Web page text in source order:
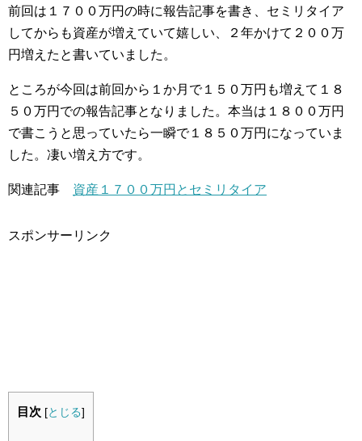
前回は１７００万円の時に報告記事を書き、セミリタイア
してからも資産が増えていて嬉しい、２年かけて２００万
円増えたと書いていました。
ところが今回は前回から１か月で１５０万円も増えて１８
５０万円での報告記事となりました。本当は１８００万円
で書こうと思っていたら一瞬で１８５０万円になっていま
した。凄い増え方です。
関連記事 資産１７００万円とセミリタイア
スポンサーリンク
目次 [とじる]